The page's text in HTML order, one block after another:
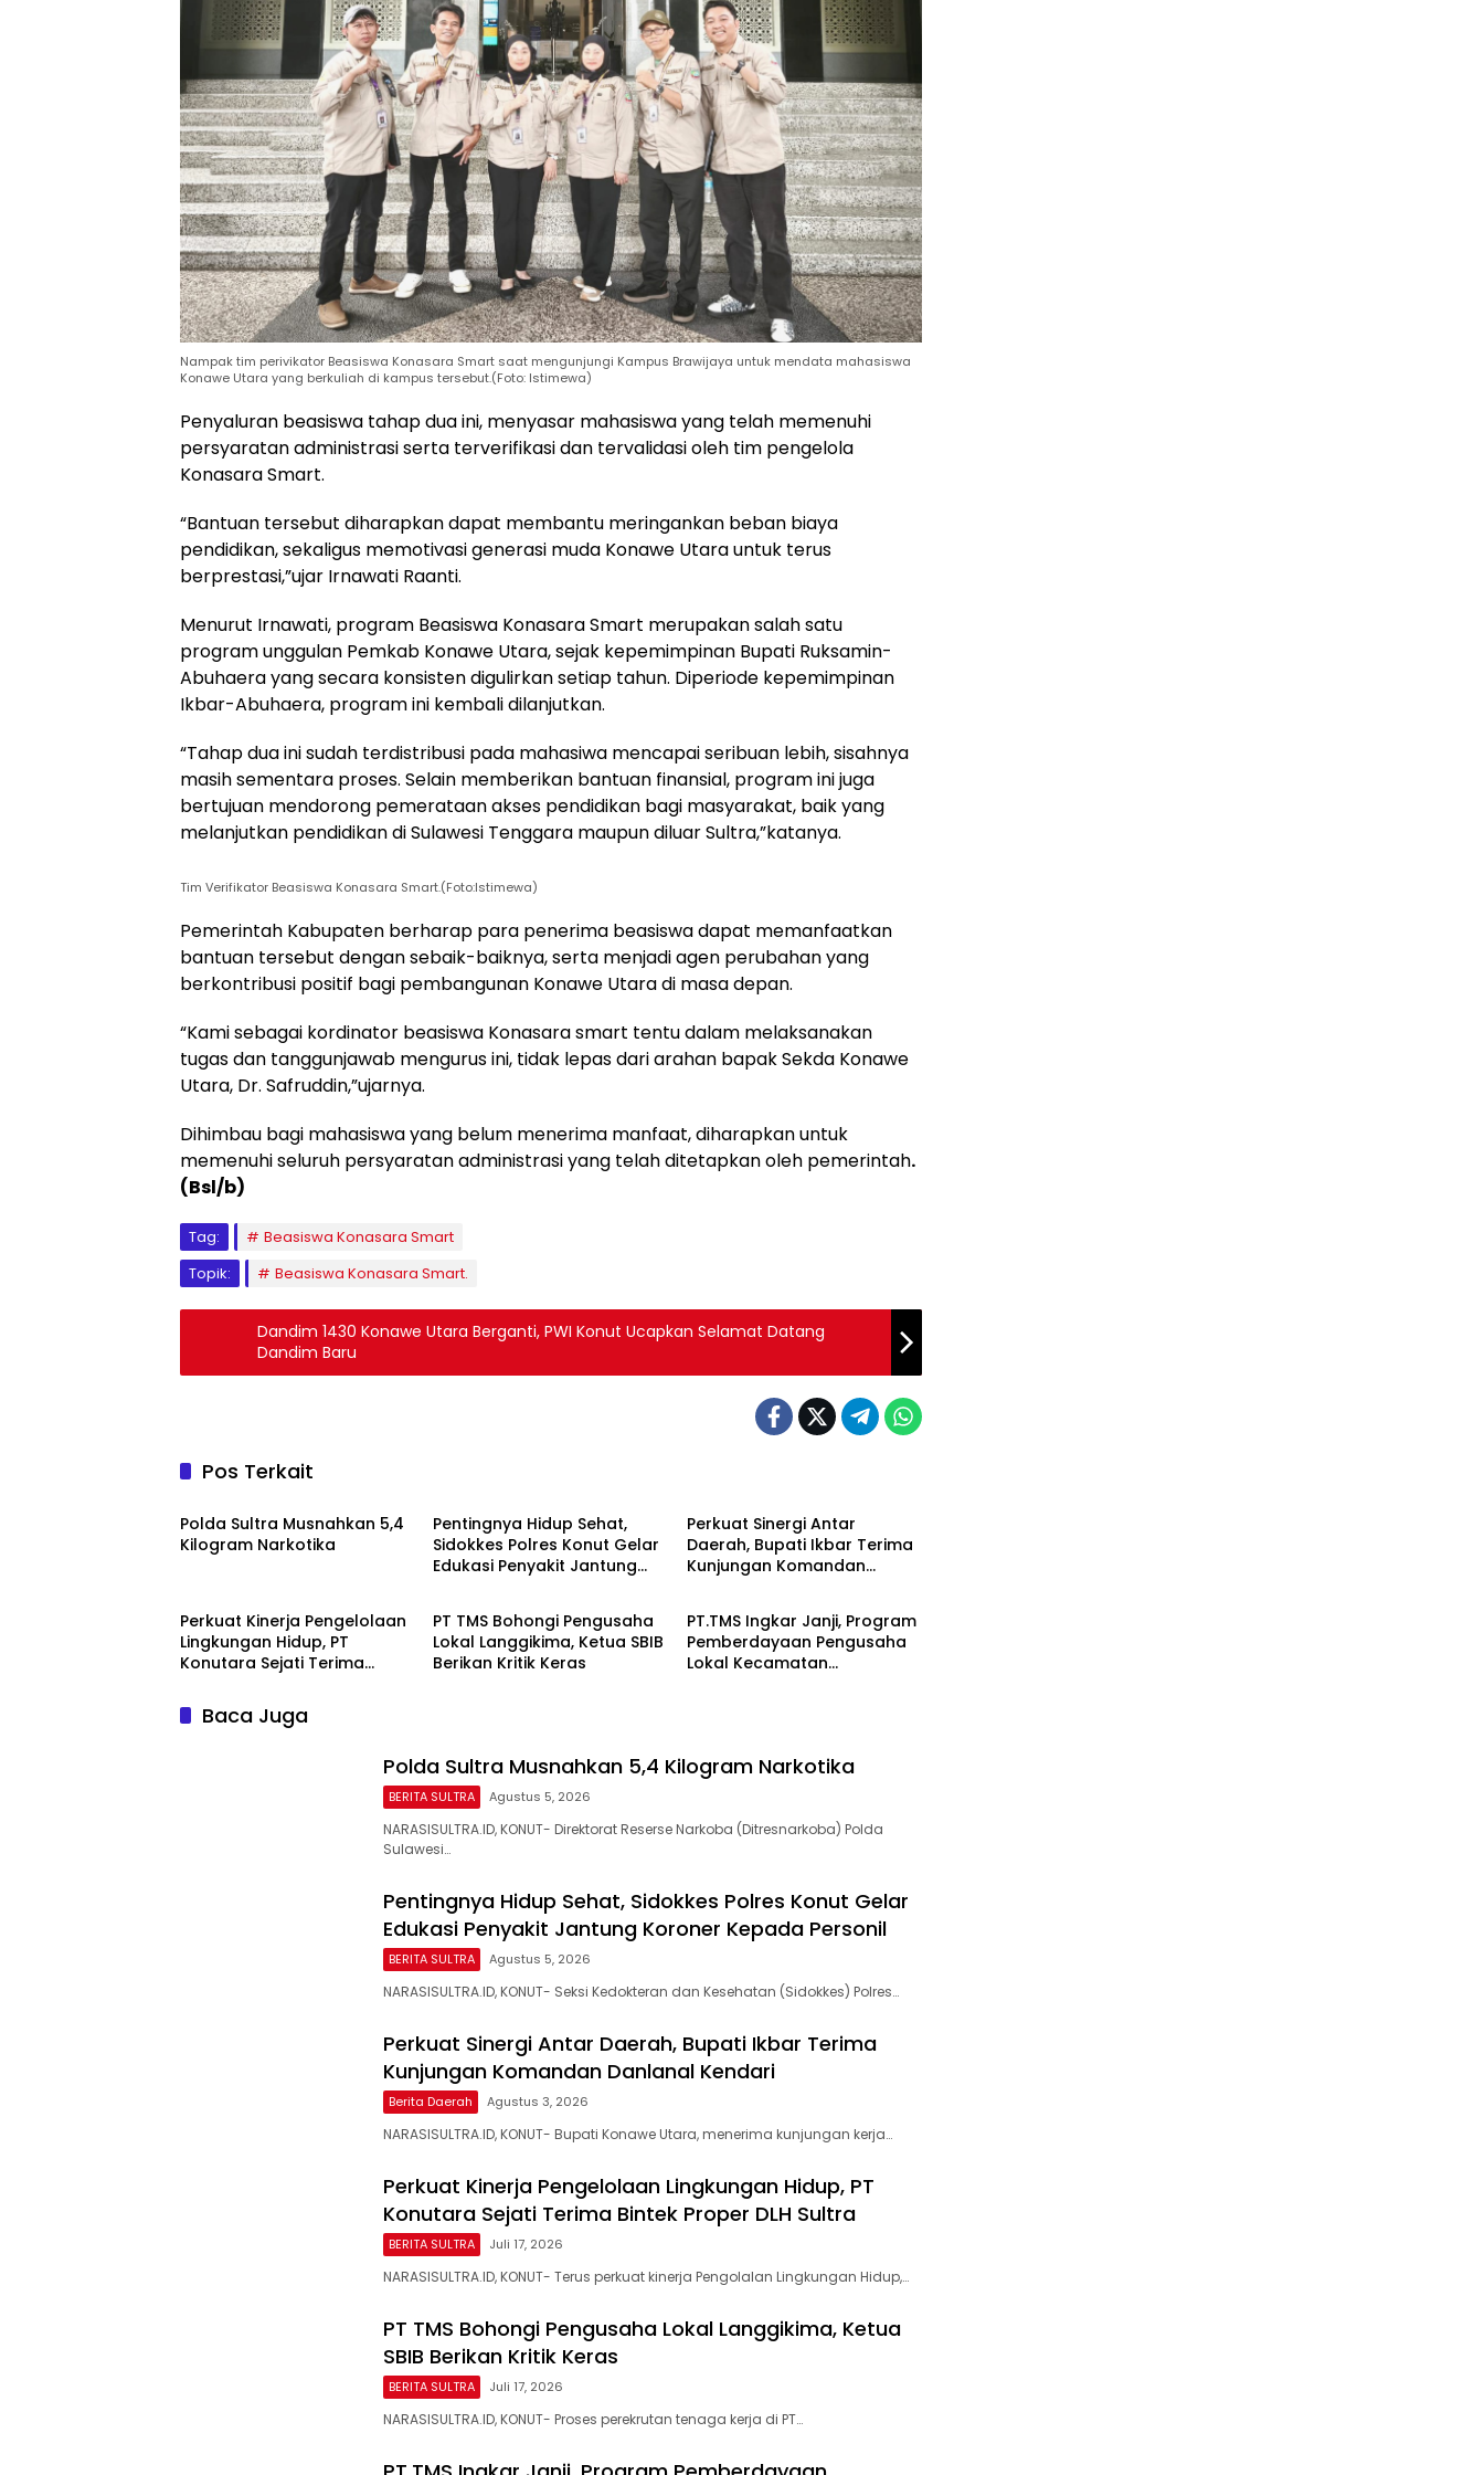
Nampak tim perivikator Beasiswa Konasara Smart saat mengunjungi Kampus Brawijaya untuk mendata mahasiswa
Konawe Utara yang berkuliah di kampus tersebut.(Foto: Istimewa)
Penyaluran beasiswa tahap dua ini, menyasar mahasiswa yang telah memenuhi
persyaratan administrasi serta terverifikasi dan tervalidasi oleh tim pengelola
Konasara Smart.
“Bantuan tersebut diharapkan dapat membantu meringankan beban biaya
pendidikan, sekaligus memotivasi generasi muda Konawe Utara untuk terus
berprestasi,”ujar Irnawati Raanti.
Menurut Irnawati, program Beasiswa Konasara Smart merupakan salah satu
program unggulan Pemkab Konawe Utara, sejak kepemimpinan Bupati Ruksamin-
Abuhaera yang secara konsisten digulirkan setiap tahun. Diperiode kepemimpinan
Ikbar-Abuhaera, program ini kembali dilanjutkan.
“Tahap dua ini sudah terdistribusi pada mahasiwa mencapai seribuan lebih, sisahnya
masih sementara proses. Selain memberikan bantuan finansial, program ini juga
bertujuan mendorong pemerataan akses pendidikan bagi masyarakat, baik yang
melanjutkan pendidikan di Sulawesi Tenggara maupun diluar Sultra,”katanya.
Tim Verifikator Beasiswa Konasara Smart.(Foto:Istimewa)
Pemerintah Kabupaten berharap para penerima beasiswa dapat memanfaatkan
bantuan tersebut dengan sebaik-baiknya, serta menjadi agen perubahan yang
berkontribusi positif bagi pembangunan Konawe Utara di masa depan.
“Kami sebagai kordinator beasiswa Konasara smart tentu dalam melaksanakan
tugas dan tanggunjawab mengurus ini, tidak lepas dari arahan bapak Sekda Konawe
Utara, Dr. Safruddin,”ujarnya.
Dihimbau bagi mahasiswa yang belum menerima manfaat, diharapkan untuk
memenuhi seluruh persyaratan administrasi yang telah ditetapkan oleh pemerintah.
(Bsl/b)
Tag:
Beasiswa Konasara Smart
Topik:
Beasiswa Konasara Smart.
Dandim 1430 Konawe Utara Berganti, PWI Konut Ucapkan Selamat Datang
Dandim Baru
Pos Terkait
BERITA SULTRA
Polda Sultra Musnahkan 5,4
Kilogram Narkotika
Pentingnya Hidup Sehat,
Sidokkes Polres Konut Gelar
Edukasi Penyakit Jantung
Perkuat Sinergi Antar
Daerah, Bupati Ikbar Terima
Kunjungan Komandan
Perkuat Kinerja Pengelolaan
Lingkungan Hidup, PT
Konutara Sejati Terima
BERITA SULTRA
PT TMS Bohongi Pengusaha
Lokal Langgikima, Ketua SBIB
Berikan Kritik Keras
BERITA SULTRA
PT.TMS Ingkar Janji, Program
Pemberdayaan Pengusaha
Lokal Kecamatan
Baca Juga
Polda Sultra Musnahkan 5,4 Kilogram Narkotika
BERITA SULTRA Agustus 5, 2026
NARASISULTRA.ID, KONUT- Direktorat Reserse Narkoba (Ditresnarkoba) Polda
Sulawesi…
Pentingnya Hidup Sehat, Sidokkes Polres Konut Gelar
Edukasi Penyakit Jantung Koroner Kepada Personil
BERITA SULTRA Agustus 5, 2026
NARASISULTRA.ID, KONUT- Seksi Kedokteran dan Kesehatan (Sidokkes) Polres…
Perkuat Sinergi Antar Daerah, Bupati Ikbar Terima
Kunjungan Komandan Danlanal Kendari
Berita Daerah Agustus 3, 2026
NARASISULTRA.ID, KONUT- Bupati Konawe Utara, menerima kunjungan kerja…
Perkuat Kinerja Pengelolaan Lingkungan Hidup, PT
Konutara Sejati Terima Bintek Proper DLH Sultra
BERITA SULTRA Juli 17, 2026
NARASISULTRA.ID, KONUT- Terus perkuat kinerja Pengolalan Lingkungan Hidup,…
PT TMS Bohongi Pengusaha Lokal Langgikima, Ketua
SBIB Berikan Kritik Keras
BERITA SULTRA Juli 17, 2026
NARASISULTRA.ID, KONUT- Proses perekrutan tenaga kerja di PT…